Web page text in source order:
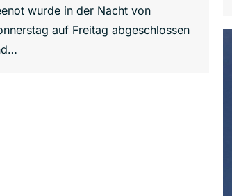
wurde in der Nacht von
auf Freitag abgeschlossen